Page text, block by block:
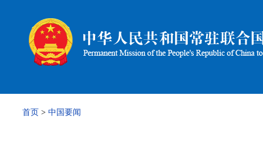
首页 > 中国要闻